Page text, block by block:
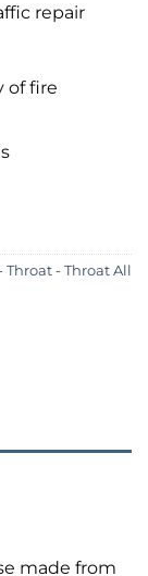
repair
of fire
Throat - Throat All
made from